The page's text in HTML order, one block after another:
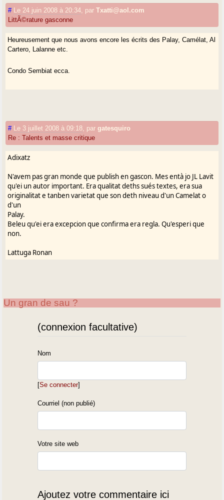
# Le 24 juin 2008 à 20:34 parTxatti@aol.com
LittÃ©rature gasconne
Heureusement que nous avons encore les écrits des Palay, Camélat, Al
Cartero, Lalanne etc.
Condo Sembiat ecca.
# Le 3 juillet 2008 à 09:18 pargatesquiro
Re : Talents et masse critique
Adixatz
N'avem pas gran monde que publish en gascon. Mes entà jo JL Lavit
qu'ei un autor important. Era qualitat deths sués textes, era sua
originalitat e tanben varietat que son deth niveau d'un Camelat o
d'un
Palay.
Beleu qu'ei era excepcion que confirma era regla. Qu'esperi que
non.
Lattuga Ronan
Un gran de sau ?
(connexion facultative)
Nom
[Se connecter]
Courriel (non publié)
Votre site web
Ajoutez votre commentaire ici